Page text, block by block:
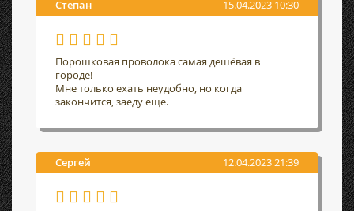
Степан 15.04.2023 10:30
Порошковая проволока самая дешёвая в
городе!
Мне только ехать неудобно, но когда
закончится, заеду еще.
Сергей 12.04.2023 21:39